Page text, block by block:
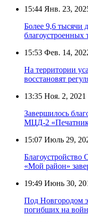
15:44 Янв. 23,
Более 9,6 тысячи
15:53 Фев. 14,
На территории
восстановят
13:35 Ноя. 2, 2021
Завершилось
МЦД-2
15:07 Июль 29,
Благоустройство
«Мой район»
19:49 Июнь 30,
Под Новгородом
погибших на